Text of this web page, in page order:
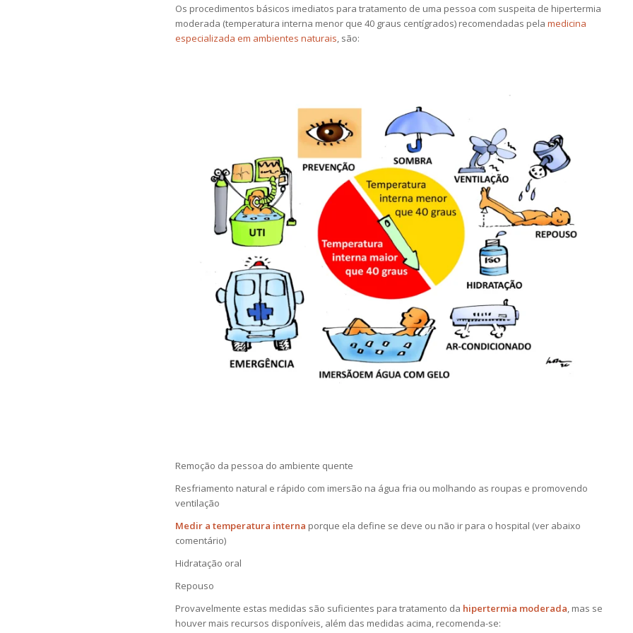
Os procedimentos básicos imediatos para tratamento de uma pessoa com suspeita de hipertermia
moderada (temperatura interna menor que 40 graus centígrados) recomendadas pelamedicina
especializada em ambientes naturais, são:
Remoção da pessoa do ambiente quente
Resfriamento natural e rápido com imersão na água fria ou molhando as roupas e promovendo
ventilação
Medir a temperatura interna porque ela define se deve ou não ir para o hospital (ver abaixo
comentário)
Hidratação oral
Repouso
Provavelmente estas medidas são suficientes para tratamento da hipertermia moderada, mas se
houver mais recursos disponíveis, além das medidas acima, recomenda-se: